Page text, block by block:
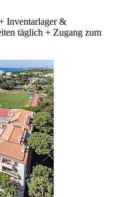
Inventarlager &
täglich + Zugang zum